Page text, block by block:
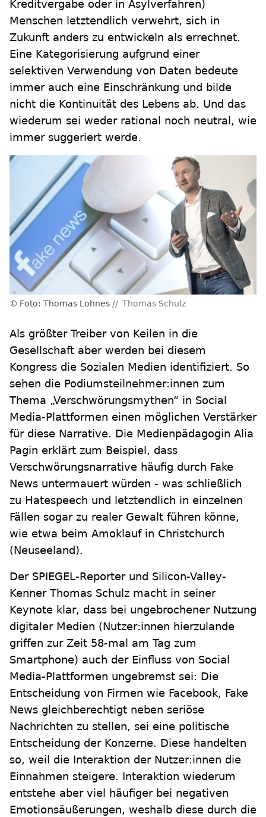
Kreditvergabe oder in Asylverfahren)
Menschen letztendlich verwehrt, sich in
Zukunft anders zu entwickeln als errechnet.
Eine Kategorisierung aufgrund einer
selektiven Verwendung von Daten bedeute
immer auch eine Einschränkung und bilde
nicht die Kontinuität des Lebens ab. Und das
wiederum sei weder rational noch neutral, wie
immer suggeriert werde.
Foto: Thomas Lohnes Thomas Schulz
Als größter Treiber von Keilen in die
Gesellschaft aber werden bei diesem
Kongress die Sozialen Medien identifiziert. So
sehen die Podiumsteilnehmer:innen zum
Thema „Verschwörungsmythen“ in Social
Media-Plattformen einen möglichen Verstärker
für diese Narrative. Die Medienpädagogin Alia
Pagin erklärt zum Beispiel, dass
Verschwörungsnarrative häufig durch Fake
News untermauert würden - was schließlich
zu Hatespeech und letztendlich in einzelnen
Fällen sogar zu realer Gewalt führen könne,
wie etwa beim Amoklauf in Christchurch
(Neuseeland).
Der SPIEGEL-Reporter und Silicon-Valley-
Kenner Thomas Schulz macht in seiner
Keynote klar, dass bei ungebrochener Nutzung
digitaler Medien (Nutzer:innen hierzulande
griffen zur Zeit 58-mal am Tag zum
Smartphone) auch der Einfluss von Social
Media-Plattformen ungebremst sei: Die
Entscheidung von Firmen wie Facebook, Fake
News gleichberechtigt neben seriöse
Nachrichten zu stellen, sei eine politische
Entscheidung der Konzerne. Diese handelten
so, weil die Interaktion der Nutzer:innen die
Einnahmen steigere. Interaktion wiederum
entstehe aber viel häufiger bei negativen
Emotionsäußerungen, weshalb diese durch die